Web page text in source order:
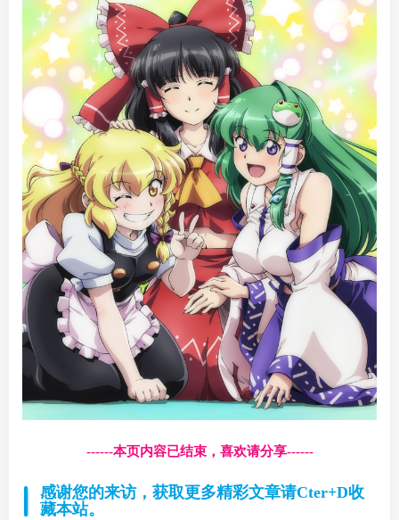
------本页内容已结束，喜欢请分享------
感谢您的来访，获取更多精彩文章请Cter+D收
藏本站。